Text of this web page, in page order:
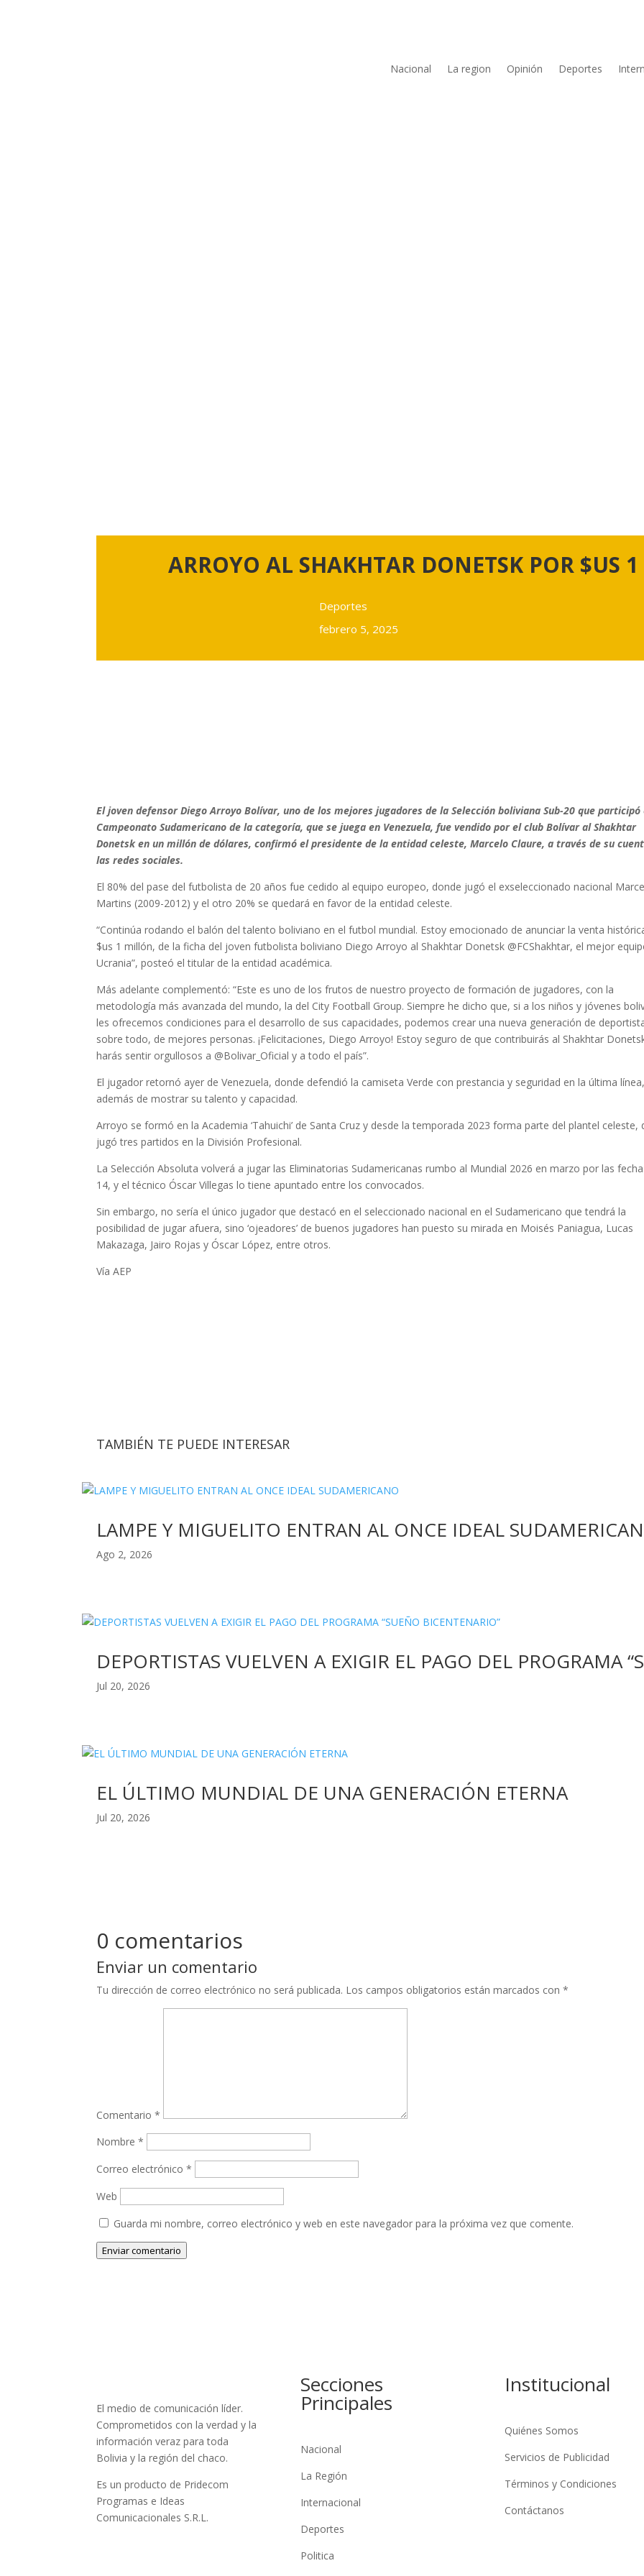
Nacional La region Opinión Deportes
ARROYO AL SHAKHTAR DONETSK POR $US
Deportes
febrero 5, 2025
El joven defensor Diego Arroyo Bolívar, uno de los mejores jugadores de la Selección boliviana Sub-20 que participó
Campeonato Sudamericano de la categoría, que se juega en Venezuela, fue vendido por el club Bolívar al Shakhtar
Donetsk en un millón de dólares, confirmó el presidente de la entidad celeste, Marcelo Claure, a través de su
las redes sociales.
El 80% del pase del futbolista de 20 años fue cedido al equipo europeo, donde jugó el exseleccionado nacional
Martins (2009-2012) y el otro 20% se quedará en favor de la entidad celeste.
“Continúa rodando el balón del talento boliviano en el futbol mundial. Estoy emocionado de anunciar la venta
$us 1 millón, de la ficha del joven futbolista boliviano Diego Arroyo al Shakhtar Donetsk @FCShakhtar, el mejor
Ucrania”, posteó el titular de la entidad académica.
Más adelante complementó: “Este es uno de los frutos de nuestro proyecto de formación de jugadores, con la
metodología más avanzada del mundo, la del City Football Group. Siempre he dicho que, si a los niños y jóvenes
les ofrecemos condiciones para el desarrollo de sus capacidades, podemos crear una nueva generación de
sobre todo, de mejores personas. ¡Felicitaciones, Diego Arroyo! Estoy seguro de que contribuirás al Shakhtar
harás sentir orgullosos a @Bolivar_Oficial y a todo el país”.
El jugador retornó ayer de Venezuela, donde defendió la camiseta Verde con prestancia y seguridad en la última
además de mostrar su talento y capacidad.
Arroyo se formó en la Academia ‘Tahuichi’ de Santa Cruz y desde la temporada 2023 forma parte del plantel celeste,
jugó tres partidos en la División Profesional.
La Selección Absoluta volverá a jugar las Eliminatorias Sudamericanas rumbo al Mundial 2026 en marzo por las
14, y el técnico Óscar Villegas lo tiene apuntado entre los convocados.
Sin embargo, no sería el único jugador que destacó en el seleccionado nacional en el Sudamericano que tendrá la
posibilidad de jugar afuera, sino ‘ojeadores’ de buenos jugadores han puesto su mirada en Moisés Paniagua, Lucas
Makazaga, Jairo Rojas y Óscar López, entre otros.
Vía AEP
TAMBIÉN TE PUEDE INTERESAR
LAMPE Y MIGUELITO ENTRAN AL ONCE IDEAL
Ago 2, 2026
DEPORTISTAS VUELVEN A EXIGIR EL PAGO DEL PROGRAMA
Jul 20, 2026
EL ÚLTIMO MUNDIAL DE UNA GENERACIÓN ETERNA
Jul 20, 2026
0 comentarios
Enviar un comentario
Tu dirección de correo electrónico no será publicada. Los campos obligatorios están marcados con*
Comentario*
Nombre*
Correo electrónico*
Web
Guarda mi nombre, correo electrónico y web en este navegador para la próxima vez que comente.
Enviar comentario
El medio de comunicación líder.
Comprometidos con la verdad y la
información veraz para toda
Bolivia y la región del chaco.
Es un producto de Pridecom
Programas e Ideas
Comunicacionales S.R.L.
Secciones
Principales
Nacional
La Región
Internacional
Deportes
Politica
Institucional
Quiénes Somos
Servicios de Publicidad
Términos y Condiciones
Contáctanos